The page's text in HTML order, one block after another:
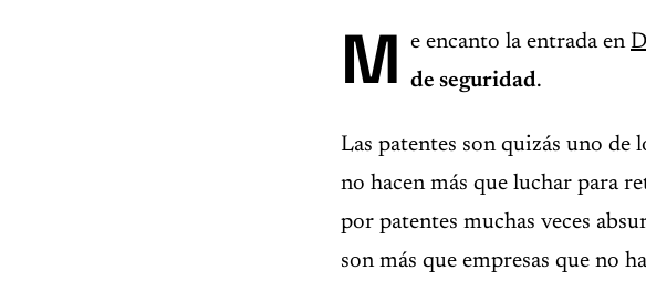
M e encanto la entrada en
de seguridad.
Las patentes son quizás uno de
no hacen más que luchar para
por patentes muchas veces
son más que empresas que no